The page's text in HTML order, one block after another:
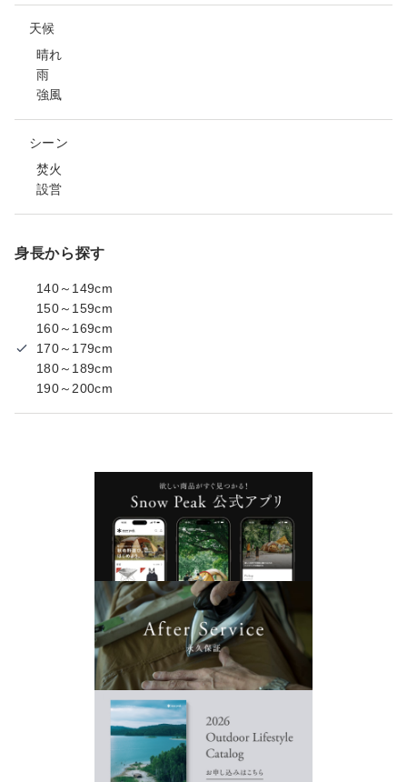
天候
晴れ
雨
強風
シーン
焚火
設営
身長から探す
140～149cm
150～159cm
160～169cm
170～179cm
180～189cm
190～200cm